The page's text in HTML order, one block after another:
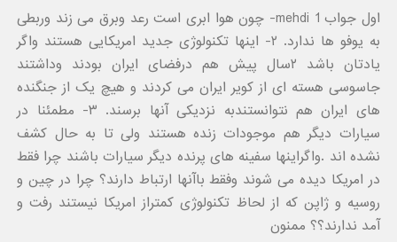
اول جواب mehdi 1- چون هوا ابری است رعد وبرق می زند وربطی
به یوفو ها ندارد. ۲- اینها تکنولوژی جدید امریکایی هستند واگر
یادتان باشد ۲سال پیش هم درفضای ایران بودند وداشتند
جاسوسی هسته ای از کویر ایران می کردند و هیچ یک از جنگنده
های ایران هم نتوانستندبه نزدیکی آنها برسند. ۳- مطمئنا در
سیارات دیگر هم موجودات زنده هستند ولی تا به حال کشف
نشده اند .واگراینها سفینه های پرنده دیگر سیارات باشند چرا فقط
در امریکا دیده می شوند وفقط باآنها ارتباط دارند؟ چرا در چین و
روسیه و ژاپن که از لحاظ تکنولوژی کمتراز امریکا نیستند رفت و
آمد ندارند؟؟ ممنون